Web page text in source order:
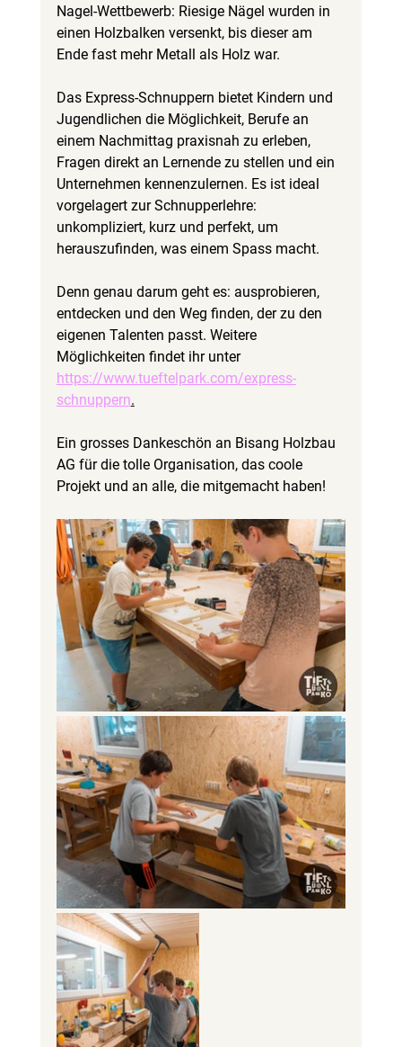
Nagel-Wettbewerb: Riesige Nägel wurden in
einen Holzbalken versenkt, bis dieser am
Ende fast mehr Metall als Holz war.
Das Express-Schnuppern bietet Kindern und
Jugendlichen die Möglichkeit, Berufe an
einem Nachmittag praxisnah zu erleben,
Fragen direkt an Lernende zu stellen und ein
Unternehmen kennenzulernen. Es ist ideal
vorgelagert zur Schnupperlehre:
unkompliziert, kurz und perfekt, um
herauszufinden, was einem Spass macht.
Denn genau darum geht es: ausprobieren,
entdecken und den Weg finden, der zu den
eigenen Talenten passt. Weitere
Möglichkeiten findet ihr unter
https://www.tueftelpark.com/express-
schnuppern.
Ein grosses Dankeschön an Bisang Holzbau
AG für die tolle Organisation, das coole
Projekt und an alle, die mitgemacht haben!